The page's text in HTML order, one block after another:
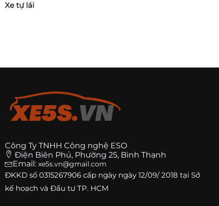
Xe tự lái
Công Ty TNHH Công nghệ ESO
Điện Biên Phủ, Phường 25, Bình Thạnh
Email: xe5s.vn@gmail.com
ĐKKD số 0315267906 cấp ngày ngày 12/09/ 2018 tại Sở
kế hoạch và Đầu tư TP. HCM